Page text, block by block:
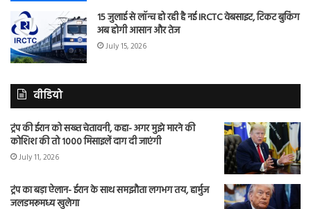
15 जुलाई से लॉन्च हो रही है नई IRCTC वेबसाइट, टिकट बुकिंग
अब होगी आसान और तेज
July 15, 2026
वीडियो
ट्रंप की ईरान को सख्त चेतावनी, कहा- अगर मुझे मारने की
कोशिश की तो 1000 मिसाइलें दाग दी जाएंगी
July 11, 2026
ट्रंप का बड़ा ऐलान- ईरान के साथ समझौता लगभग तय, हार्मुज
जलडमरूमध्य खुलेगा